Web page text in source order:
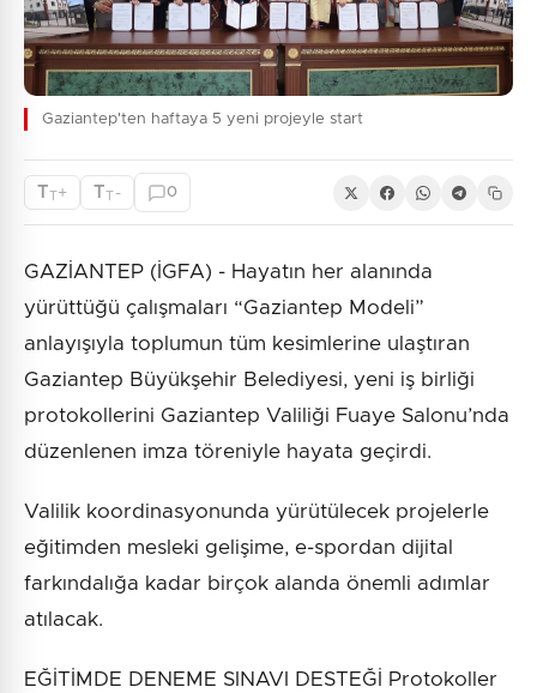
Gaziantep'ten haftaya 5 yeni projeyle start
TT+ TT - 0
GAZİANTEP (İGFA) - Hayatın her alanında
yürüttüğü çalışmaları “Gaziantep Modeli”
anlayışıyla toplumun tüm kesimlerine ulaştıran
Gaziantep Büyükşehir Belediyesi, yeni iş birliği
protokollerini Gaziantep Valiliği Fuaye Salonu’nda
düzenlenen imza töreniyle hayata geçirdi.
Valilik koordinasyonunda yürütülecek projelerle
eğitimden mesleki gelişime, e-spordan dijital
farkındalığa kadar birçok alanda önemli adımlar
atılacak.
EĞİTİMDE DENEME SINAVI DESTEĞİ Protokoller